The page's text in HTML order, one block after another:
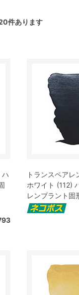
件あります
ハ
トランスペアレ
ホワイト (112)
レンブラント固